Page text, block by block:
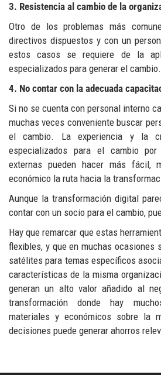
3. Resistencia al cambio de la
Otro de los problemas más
directivos dispuestos y con un
estos casos se requiere de la
especializados para generar el cambio.
4. No contar con la adecuada
Si no se cuenta con personal interno
muchas veces conveniente buscar
el cambio. La experiencia y la
especializados para el cambio
externas pueden hacer más fácil,
económico la ruta hacia la
Aunque la transformación digital
contar con un socio para el cambio,
Hay que remarcar que estas
flexibles, y que en muchas ocasiones
satélites para temas específicos
características de la misma
generan un alto valor añadido al
transformación donde hay
materiales y económicos sobre la
decisiones puede generar ahorros